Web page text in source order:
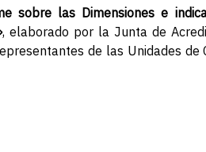
sobre las Dimensiones e
, elaborado por la Junta de
de las Unidades de